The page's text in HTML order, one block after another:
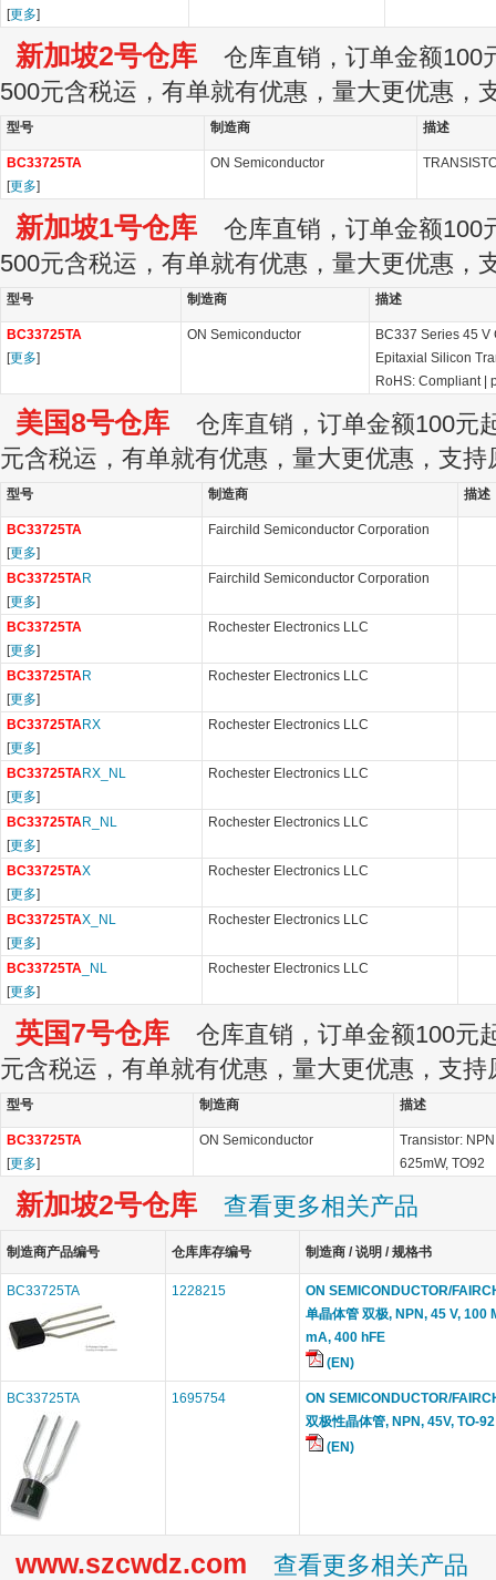
[更多]
新加坡2号仓库 仓库直销，订单金额100
500元含税运，有单就有优惠，量大更优惠，
型号 制造商 描述
BC33725TA
[更多]
ON Semiconductor
新加坡1号仓库 仓库直销，订单金额100
500元含税运，有单就有优惠，量大更优惠，
型号 制造商 描述
BC33725TA
[更多]
ON Semiconductor
BC337 Series 45 V
Epitaxial Silicon
RoHS: Compliant
美国8号仓库 仓库直销，订单金额100元
元含税运，有单就有优惠，量大更优惠，支持
型号 制造商 描述
BC33725TA
[更多]
Fairchild Semiconductor Corporation
BC33725TAR
[更多]
Fairchild Semiconductor Corporation
BC33725TA
[更多]
Rochester Electronics LLC
BC33725TAR
[更多]
Rochester Electronics LLC
BC33725TARX
[更多]
Rochester Electronics LLC
BC33725TARX_NL
[更多]
Rochester Electronics LLC
BC33725TAR_NL
[更多]
Rochester Electronics LLC
BC33725TAX
[更多]
Rochester Electronics LLC
BC33725TAX_NL
[更多]
Rochester Electronics LLC
BC33725TA _NL
[更多]
Rochester Electronics LLC
英国7号仓库 仓库直销，订单金额100元
元含税运，有单就有优惠，量大更优惠，支持
型号 制造商 描述
BC33725TA
[更多]
ON Semiconductor
Transistor:
625mW, TO92
新加坡2号仓库 查看更多相关产品
制造商产品编号 仓库库存编号 制造商 / 说明 / 规格书
BC33725TA 1228215
ON SEMICONDUCTOR/
单晶体管 双极, NPN, 45 V, 100
mA, 400 hFE
(EN)
BC33725TA 1695754
ON SEMICONDUCTOR/
双极性晶体管, NPN, 45V, TO-92
(EN)
www.szcwdz.com 查看更多相关产品